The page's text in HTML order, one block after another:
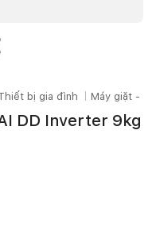
bị gia đình Máy giặt -
DD Inverter 9kg